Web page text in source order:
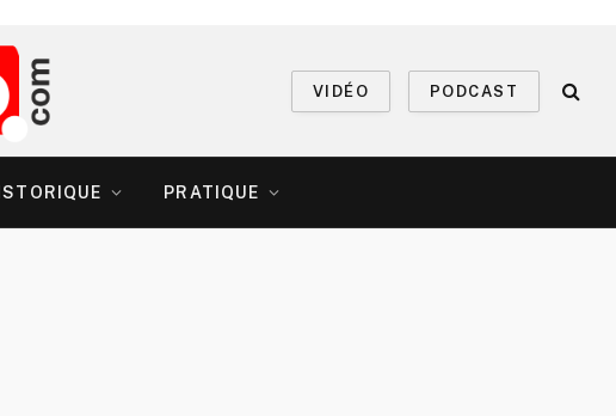
VIDÉO PODCAST
PRATIQUE